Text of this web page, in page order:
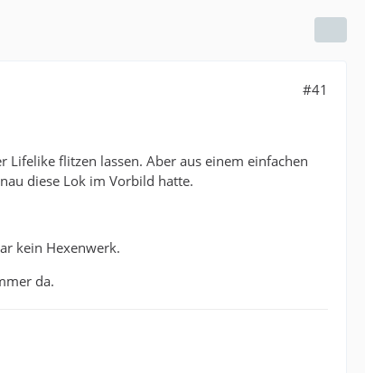
#41
flitzen lassen. Aber aus einem einfachen
diese Lok im Vorbild hatte.
kein Hexenwerk.
da.